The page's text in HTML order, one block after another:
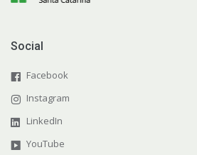
Social
Facebook
Instagram
LinkedIn
YouTube